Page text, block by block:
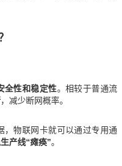
全性和稳定性。相较于普通流
，减少断网概率。
，物联网卡就可以通过专用通
产线“瘫痪”。